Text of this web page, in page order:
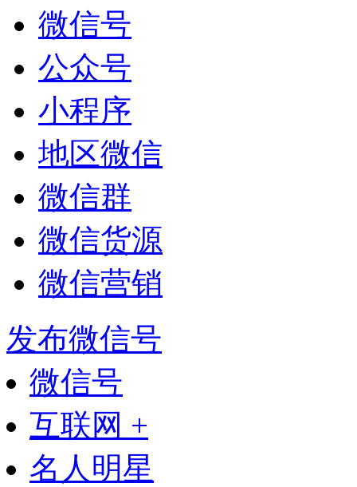
微信号
公众号
小程序
地区微信
微信群
微信货源
微信营销
发布微信号
微信号
互联网 +
名人明星